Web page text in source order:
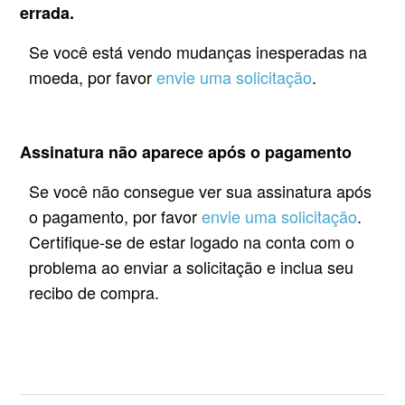
errada.
Se você está vendo mudanças inesperadas na
moeda, por favorenvie uma solicitação.
Assinatura não aparece após o pagamento
Se você não consegue ver sua assinatura após
o pagamento, por favorenvie uma solicitação.
Certifique-se de estar logado na conta com o
problema ao enviar a solicitação e inclua seu
recibo de compra.